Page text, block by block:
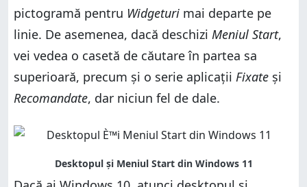
pictogramă pentru Widgeturi mai departe pe
linie. De asemenea, dacă deschizi Meniul Start,
vei vedea o casetă de căutare în partea sa
superioară, precum și o serie aplicații Fixate și
Recomandate, dar niciun fel de dale.